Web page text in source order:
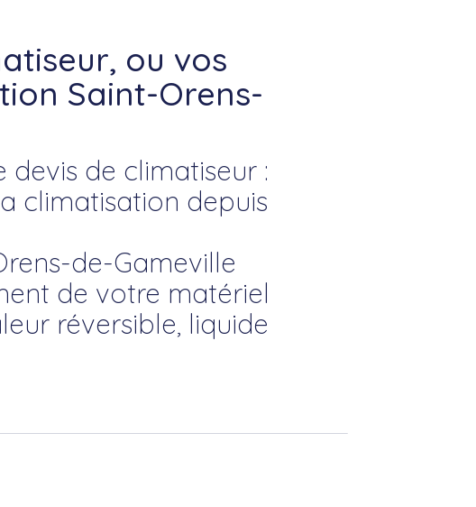
ou vos
Saint-Orens-
de climatiseur :
climatisation depuis
de-Gameville
de votre matériel
réversible, liquide